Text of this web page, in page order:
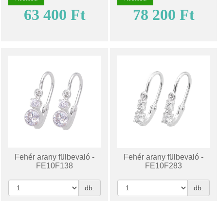
63 400 Ft 78 200 Ft
Fehér arany fülbevaló -
FE10F138
db.
Fehér arany fülbevaló -
FE10F283
db.